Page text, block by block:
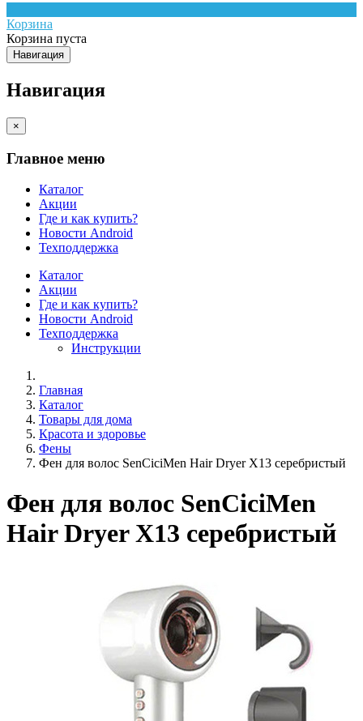
Корзина
Корзина пуста
Навигация
Навигация
×
Главное меню
Каталог
Акции
Где и как купить?
Новости Android
Техподдержка
Каталог
Акции
Где и как купить?
Новости Android
Техподдержка
Инструкции
Главная
Каталог
Товары для дома
Красота и здоровье
Фены
Фен для волос SenCiciMen Hair Dryer X13 серебристый
Фен для волос SenCiciMen
Hair Dryer X13 серебристый